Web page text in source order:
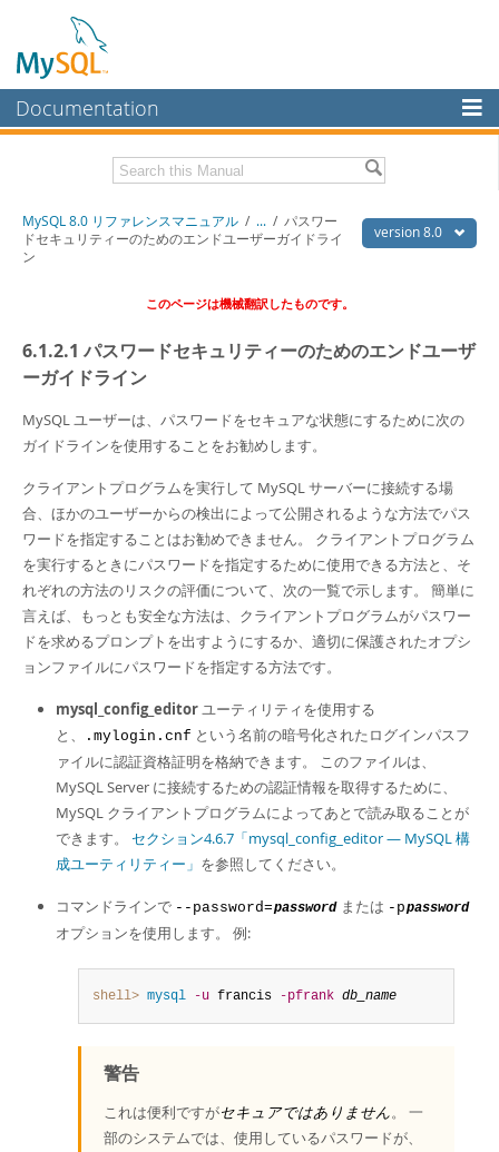
Documentation
MySQL Enterprise
Workbench
InnoDB Cluster
MySQL NDB Cluster
Connectors
More
MySQL.com
Developer Zone
Download this Manual
PDF (US Ltr)
version 8.0
MySQL 8.0 リファレンスマニュアル / ... / パスワー
ドセキュリティーのためのエンドユーザーガイドライ
ン
このページは機械翻訳したものです。
6.1.2.1 パスワードセキュリティーのためのエンドユーザ
ーガイドライン
MySQL ユーザーは、パスワードをセキュアな状態にするために次の
ガイドラインを使用することをお勧めします。
クライアントプログラムを実行して MySQL サーバーに接続する場
合、ほかのユーザーからの検出によって公開されるような方法でパス
ワードを指定することはお勧めできません。 クライアントプログラム
を実行するときにパスワードを指定するために使用できる方法と、そ
れぞれの方法のリスクの評価について、次の一覧で示します。 簡単に
言えば、もっとも安全な方法は、クライアントプログラムがパスワー
ドを求めるプロンプトを出すようにするか、適切に保護されたオプシ
ョンファイルにパスワードを指定する方法です。
mysql_config_editorユーティリティを使用する
と、
.mylogin.cnf という名前の暗号化されたログインパスフ
ァイルに認証資格証明を格納できます。 このファイルは、
MySQL Server に接続するための認証情報を取得するために、
MySQL クライアントプログラムによってあとで読み取ることが
できます。 セクション4.6.7「mysql_config_editor — MySQL 構
成ユーティリティー」 を参照してください。
コマンドラインで --password=password または -ppassword
オプションを使用します。 例:
shell> mysql -u francis -pfrank db_name
警告
これは便利ですがセキュアではありません。 一
部のシステムでは、使用しているパスワードが、